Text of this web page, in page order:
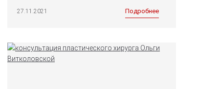
27.11.2021 Подробнее